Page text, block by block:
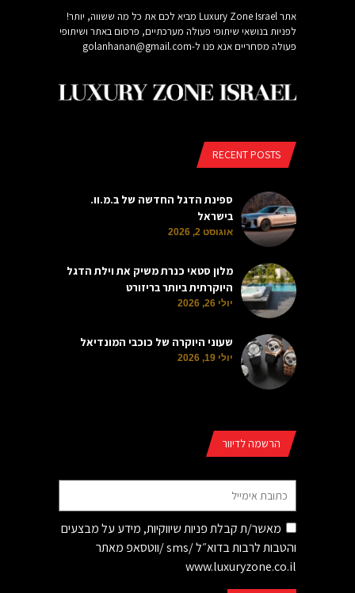
אתר Luxury Zone Israel מביא לכם את כל מה ששווה, יותר!
לפניות בנושאי שיתופי פעולה מערכתיים, פרסום באתר ושיתופי
פעולה מסחריים אנא פנו ל-golanhanan@gmail.com
RECENT POSTS
ספינת הדגל החדשה של ב.מ.וו.
בישראל
אוגוסט 2, 2026
מלון סטאי כנרת משיק את וילת הדגל
היוקרתית ביותר בריזורט
יולי 26, 2026
שעוני היוקרה של כוכבי המונדיאל
יולי 19, 2026
הרשמה לדיוור
מאשר/ת קבלת פניות שיווקיות, מידע על מבצעים
והטבות לרבות בדוא״ל /sms /ווטסאפ מאתר
www.luxuryzone.co.il